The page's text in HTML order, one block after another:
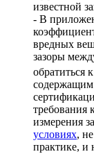
известной
- В
вредных
зазоры
содержащим
требования
измерения
условиях,
практике, и